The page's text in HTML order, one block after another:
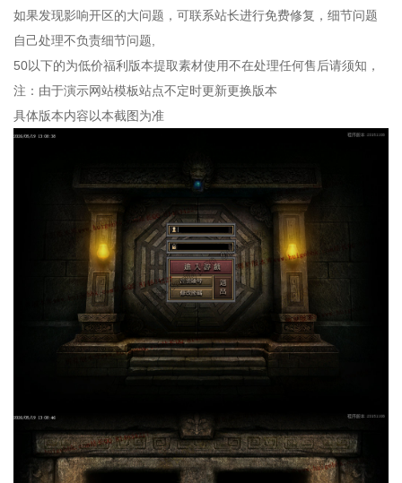
如果发现影响开区的大问题，可联系站长进行免费修复，细节问题
自己处理不负责细节问题,
50以下的为低价福利版本提取素材使用不在处理任何售后请须知，
注：由于演示网站模板站点不定时更新更换版本
具体版本内容以本截图为准